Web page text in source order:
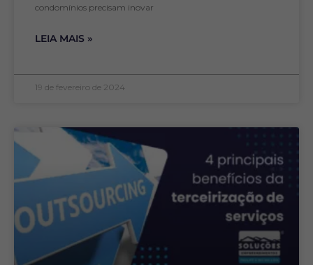
condomínios precisam inovar
LEIA MAIS »
19 de fevereiro de 2024